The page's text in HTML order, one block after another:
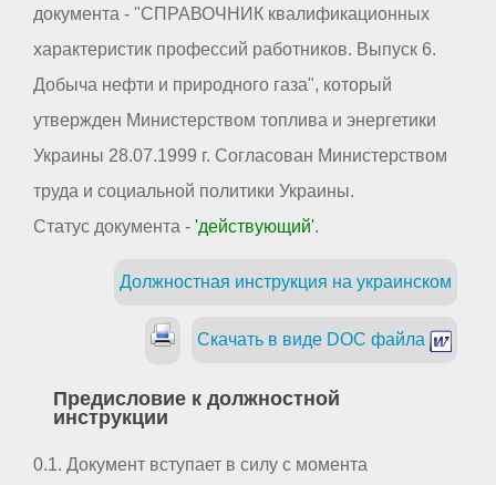
документа - "СПРАВОЧНИК квалификационных
характеристик профессий работников. Выпуск 6.
Добыча нефти и природного газа", который
утвержден Министерством топлива и энергетики
Украины 28.07.1999 г. Согласован Министерством
труда и социальной политики Украины.
Статус документа - 'действующий'.
Должностная инструкция на украинском
Скачать в виде DOC файла
Предисловие к должностной
инструкции
0.1. Документ вступает в силу с момента